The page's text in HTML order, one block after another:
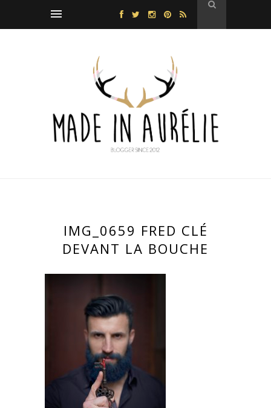
IMG_0659 FRED CLÉ
DEVANT LA BOUCHE